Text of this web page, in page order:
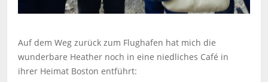
Auf dem Weg zurück zum Flughafen hat mich die
wunderbare Heather noch in eine niedliches Café in
ihrer Heimat Boston entführt: